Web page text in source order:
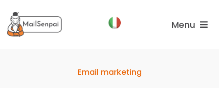
al
contenuto
Menu
Email marketing